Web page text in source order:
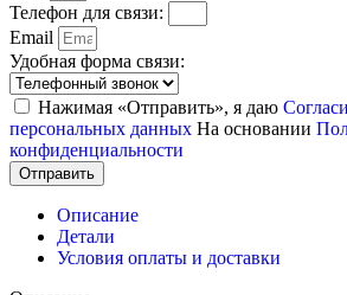
Телефон для связи:
Email
Удобная форма связи:
Нажимая «Отправить», я даю
персональных данных На основании
конфиденциальности
Отправить
Описание
Детали
Условия оплаты и доставки